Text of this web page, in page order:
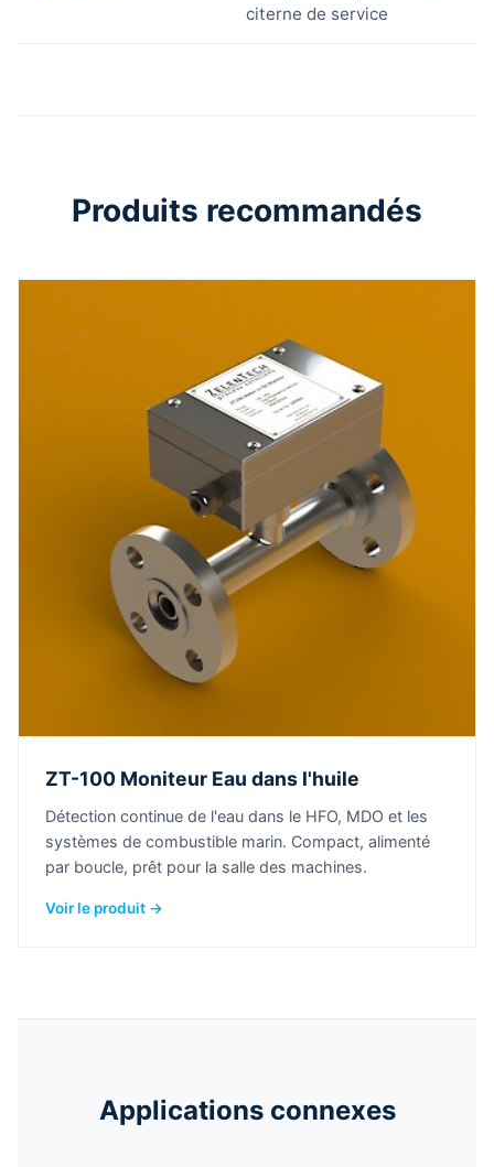
citerne de service
Produits recommandés
ZT-100 Moniteur Eau dans l'huile
Détection continue de l'eau dans le HFO, MDO et les
systèmes de combustible marin. Compact, alimenté
par boucle, prêt pour la salle des machines.
Voir le produit →
Applications connexes